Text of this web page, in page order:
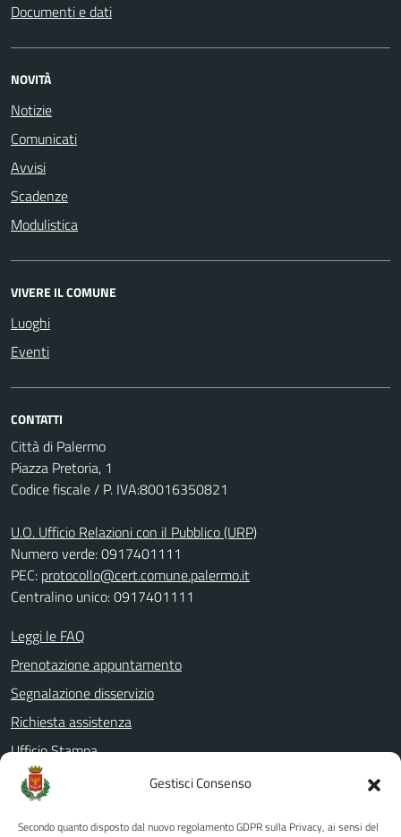
Gestisci Consenso
Secondo quanto disposto dal nuovo regolamento GDPR sulla Privacy, ai sensi del
Documenti e dati
NOVITÀ
Notizie
Comunicati
Avvisi
Scadenze
Modulistica
VIVERE IL COMUNE
Luoghi
Eventi
CONTATTI
Città di Palermo
Piazza Pretoria, 1
Codice fiscale / P. IVA:80016350821
U.O. Ufficio Relazioni con il Pubblico (URP)
Numero verde: 0917401111
PEC: protocollo@cert.comune.palermo.it
Centralino unico: 0917401111
Leggi le FAQ
Prenotazione appuntamento
Segnalazione disservizio
Richiesta assistenza
Ufficio Stampa
Amministrazione Trasparente
Albo pretorio